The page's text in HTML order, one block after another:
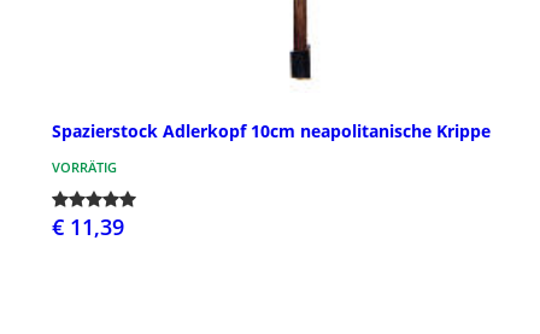
Spazierstock Adlerkopf 10cm neapolitanische Krippe
VORRÄTIG
€ 11,39